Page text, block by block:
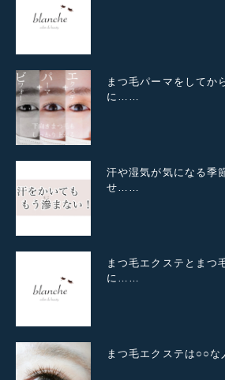
まつ毛パーマをしてか
に……
汗や湿気が気になる季
せ……
まつ毛エクステとまつ
に……
まつ毛エクステは○○な